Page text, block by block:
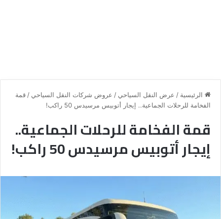
الرئيسية / عرض النقل السياحي / عروض شركات النقل السياحي / قمة
الفخامة للرحلات الجماعية.. إيجار أتوبيس مرسيدس 50 راكب!
قمة الفخامة للرحلات الجماعية..
إيجار أتوبيس مرسيدس 50 راكب!